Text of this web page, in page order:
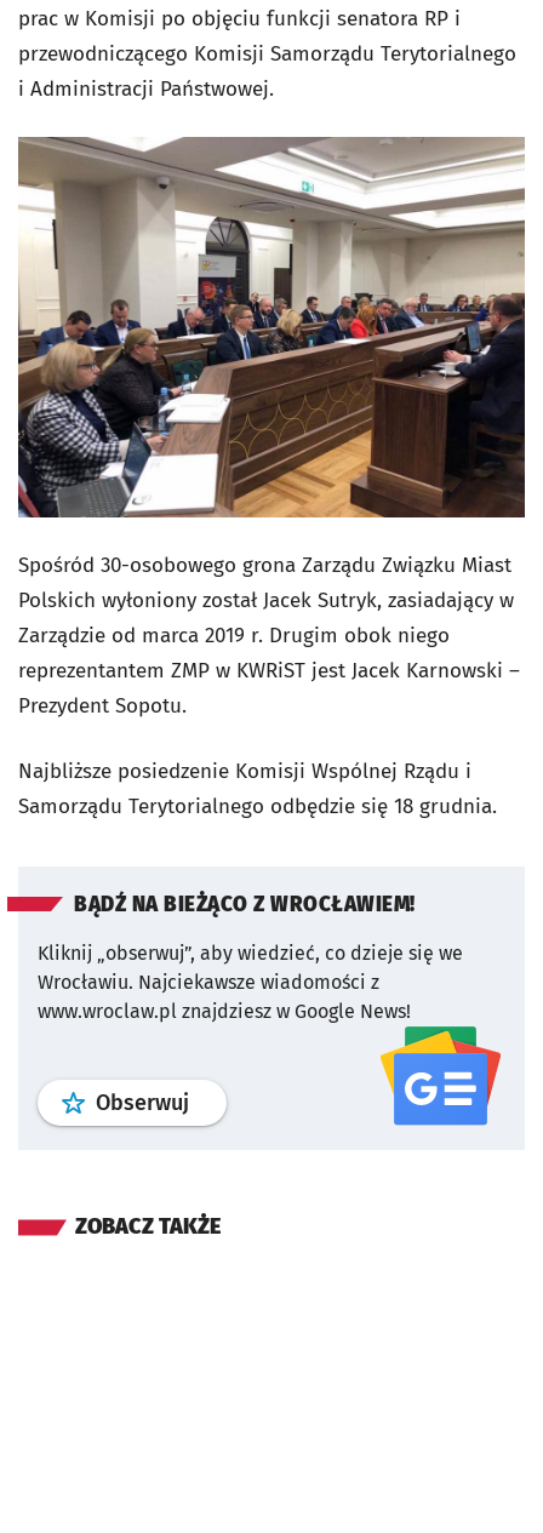
prac w Komisji po objęciu funkcji senatora RP i
przewodniczącego Komisji Samorządu Terytorialnego
i Administracji Państwowej.
Spośród 30-osobowego grona Zarządu Związku Miast
Polskich wyłoniony został Jacek Sutryk, zasiadający w
Zarządzie od marca 2019 r. Drugim obok niego
reprezentantem ZMP w KWRiST jest Jacek Karnowski –
Prezydent Sopotu.
Najbliższe posiedzenie Komisji Wspólnej Rządu i
Samorządu Terytorialnego odbędzie się 18 grudnia.
BĄDŹ NA BIEŻĄCO Z WROCŁAWIEM!
Kliknij „obserwuj”, aby wiedzieć, co dzieje się we
Wrocławiu. Najciekawsze wiadomości z
www.wroclaw.pl znajdziesz w Google News!
Obserwuj profil serwisu
ZOBACZ TAKŻE